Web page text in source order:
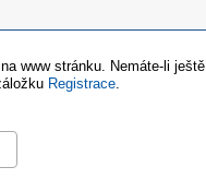
www stránku. Nemáte-li ještě
Registrace